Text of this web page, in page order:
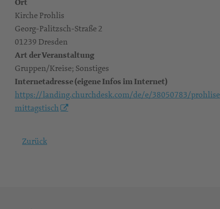
Kirche Prohlis
Georg-Palitzsch-Straße 2
01239 Dresden
Art der Veranstaltung
Gruppen/Kreise; Sonstiges
Internetadresse (eigene Infos im Internet)
https://landing.churchdesk.com/de/e/38050783/
mittagstisch
Zurück